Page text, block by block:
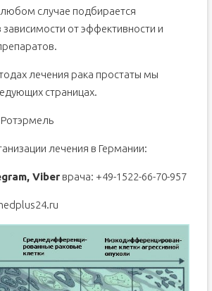
случае подбирается
от эффективности и
лечения рака простаты мы
страницах.
лечения в Германии:
Viberврача: +49-1522-66-70-957